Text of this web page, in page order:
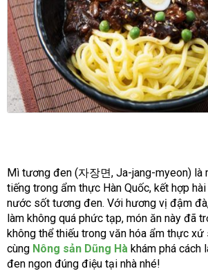
Mì tương đen (자장면, Ja-jang-myeon) là
tiếng trong ẩm thực Hàn Quốc, kết hợp
nước sốt tương đen. Với hương vị đậm
làm không quá phức tạp, món ăn này đã
không thể thiếu trong văn hóa ẩm thực xứ
cùng Nông sản Dũng Hà khám phá cách
đen ngon đúng điệu tại nhà nhé!